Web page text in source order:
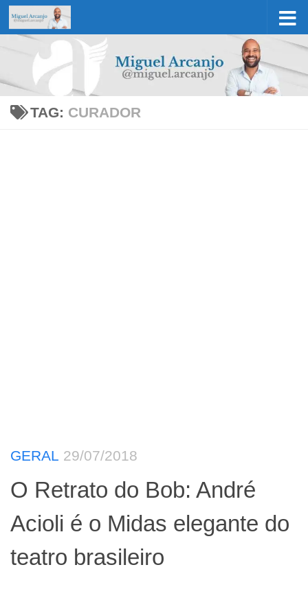
Skip to content
TAG: CURADOR
GERAL 29/07/2018
O Retrato do Bob: André
Acioli é o Midas elegante do
teatro brasileiro